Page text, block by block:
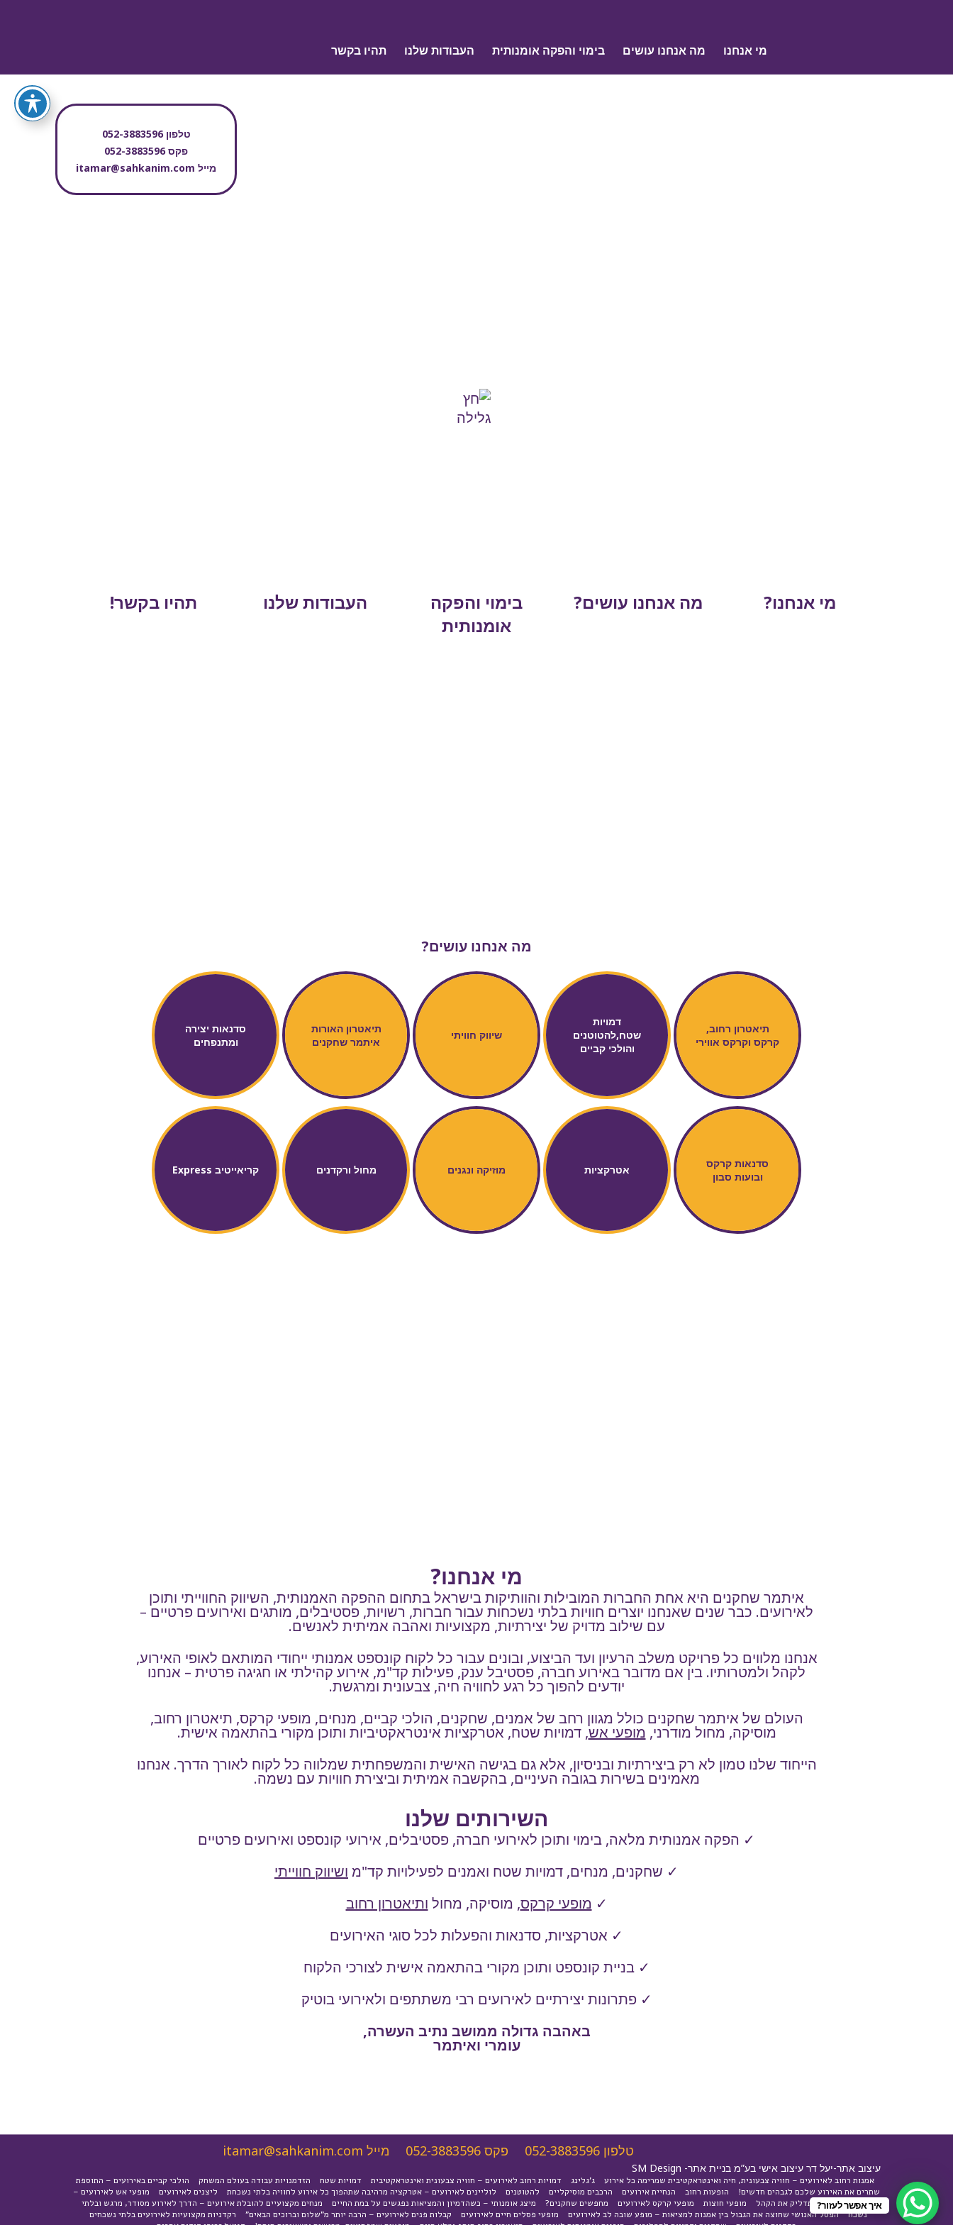
מי אנחנו מה אנחנו עושים בימוי והפקה אומנותית העבודות שלנו תהיו בקשר
טלפון052-3883596
פקס052-3883596
מייל itamar@sahkanim.com
מי אנחנו? מה אנחנו עושים?
בימוי והפקה
אומנותית
העבודות שלנו תהיו בקשר!
מה אנחנו עושים?
תיאטרון רחוב,
קרקס וקרקס אווירי
דמויות
שטח,להטוטנים
והולכי קביים
שיווק חוויתי
תיאטרון האורות
איתמר שחקנים
סדנאות יצירה
ומתנפחים
סדנאות קרקס
ובועות סבון
אטרקציות מוזיקה ונגנים מחול ורקדנים קריאייטיב Express
מי אנחנו?
איתמר שחקנים היא אחת החברות המובילות והוותיקות בישראל בתחום ההפקה האמנותית, השיווק החווייתי ותוכן
לאירועים. כבר שנים שאנחנו יוצרים חוויות בלתי נשכחות עבור חברות, רשויות, פסטיבלים, מותגים ואירועים פרטיים –
עם שילוב מדויק של יצירתיות, מקצועיות ואהבה אמיתית לאנשים.
אנחנו מלווים כל פרויקט משלב הרעיון ועד הביצוע, ובונים עבור כל לקוח קונספט אמנותי ייחודי המותאם לאופי האירוע,
לקהל ולמטרותיו. בין אם מדובר באירוע חברה, פסטיבל ענק, פעילות קד"מ, אירוע קהילתי או חגיגה פרטית – אנחנו
יודעים להפוך כל רגע לחוויה חיה, צבעונית ומרגשת.
העולם של איתמר שחקנים כולל מגוון רחב של אמנים, שחקנים, הולכי קביים, מנחים, מופעי קרקס, תיאטרון רחוב,
מוסיקה, מחול מודרני, מופעי אש, דמויות שטח, אטרקציות אינטראקטיביות ותוכן מקורי בהתאמה אישית.
הייחוד שלנו טמון לא רק ביצירתיות ובניסיון, אלא גם בגישה האישית והמשפחתית שמלווה כל לקוח לאורך הדרך. אנחנו
מאמינים בשירות בגובה העיניים, בהקשבה אמיתית וביצירת חוויות עם נשמה.
השירותים שלנו
✓ הפקה אמנותית מלאה, בימוי ותוכן לאירועי חברה, פסטיבלים, אירועי קונספט ואירועים פרטיים
✓ שחקנים, מנחים, דמויות שטח ואמנים לפעילויות קד"מ ושיווק חווייתי
✓ מופעי קרקס, מוסיקה, מחול ותיאטרון רחוב
✓ אטרקציות, סדנאות והפעלות לכל סוגי האירועים
✓ בניית קונספט ותוכן מקורי בהתאמה אישית לצורכי הלקוח
✓ פתרונות יצירתיים לאירועים רבי משתתפים ולאירועי בוטיק
באהבה גדולה ממושב נתיב העשרה,
עומרי ואיתמר
טלפון 052-3883596 פקס 052-3883596 מייל itamar@sahkanim.com
עיצוב אתר-יעל דר עיצוב אישי בע”מ בניית אתר- SM Design
אמנות רחוב לאירועים – חוויה צבעונית, חיה ואינטראקטיבית שמרימה כל אירוע ג'גלינג דמויות רחוב לאירועים – חוויה צבעונית ואינטראקטיבית דמויות שטח הזדמנויות עבודה בעולם המשחק
הולכי קביים באירועים – התוספת
שתרים את האירוע שלכם לגבהים חדשים!
הופעות רחוב הנחיית אירועים הרכבים מוסיקליים להטוטנים לוליינים לאירועים – אטרקציה מרהיבה שתהפוך כל אירוע לחוויה בלתי נשכחת ליצנים לאירועים
מופעי אש לאירועים –
חוויה עוצמתית שתדליק את הקהל
מופעי חוצות מופעי קרקס לאירועים מחפשים שחקנים? מיצג אומנותי – כשהדמיון והמציאות נפגשים על במת החיים
מנחים מקצועיים להובלת אירועים – הדרך לאירוע מסודר, מרגש ובלתי
נשכח
הפסל האנושי שחוצה את הגבול בין אמנות למציאות – מופע שובה לב לאירועים מופעי פסלים חיים לאירועים קבלות פנים לאירועים – הרבה יותר מ"שלום וברוכים הבאים"
רקדניות מקצועיות לאירועים בלתי נשכחים
איך אפשר לעזור?